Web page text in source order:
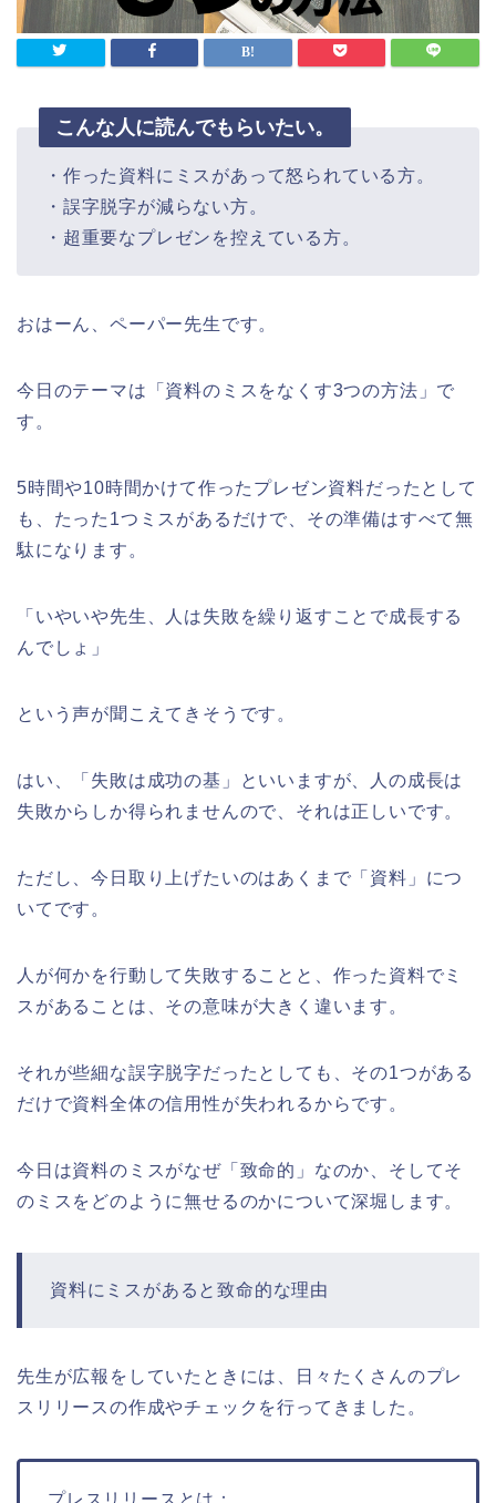
こんな人に読んでもらいたい。
・作った資料にミスがあって怒られている方。
・誤字脱字が減らない方。
・超重要なプレゼンを控えている方。
おはーん、ペーパー先生です。
今日のテーマは「資料のミスをなくす3つの方法」で
す。
5時間や10時間かけて作ったプレゼン資料だったとして
も、たった1つミスがあるだけで、その準備はすべて無
駄になります。
「いやいや先生、人は失敗を繰り返すことで成長する
んでしょ」
という声が聞こえてきそうです。
はい、「失敗は成功の基」といいますが、人の成長は
失敗からしか得られませんので、それは正しいです。
ただし、今日取り上げたいのはあくまで「資料」につ
いてです。
人が何かを行動して失敗することと、作った資料でミ
スがあることは、その意味が大きく違います。
それが些細な誤字脱字だったとしても、その1つがある
だけで資料全体の信用性が失われるからです。
今日は資料のミスがなぜ「致命的」なのか、そしてそ
のミスをどのように無せるのかについて深堀します。
資料にミスがあると致命的な理由
先生が広報をしていたときには、日々たくさんのプレ
スリリースの作成やチェックを行ってきました。
プレスリリースとは：